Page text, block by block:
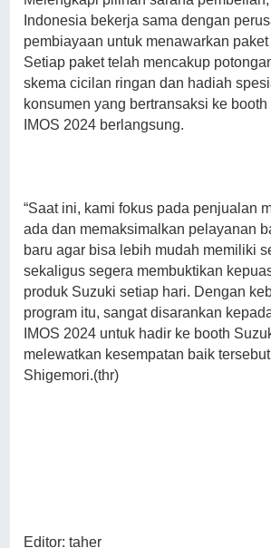
Indonesia bekerja sama dengan
pembiayaan untuk menawarkan
Setiap paket telah mencakup
skema cicilan ringan dan hadiah
konsumen yang bertransaksi ke
IMOS 2024 berlangsung.
“Saat ini, kami fokus pada penjualan
ada dan memaksimalkan pelayanan
baru agar bisa lebih mudah memiliki
sekaligus segera membuktikan
produk Suzuki setiap hari. Dengan
program itu, sangat disarankan
IMOS 2024 untuk hadir ke booth
melewatkan kesempatan baik
Shigemori.(thr)
Editor: taher